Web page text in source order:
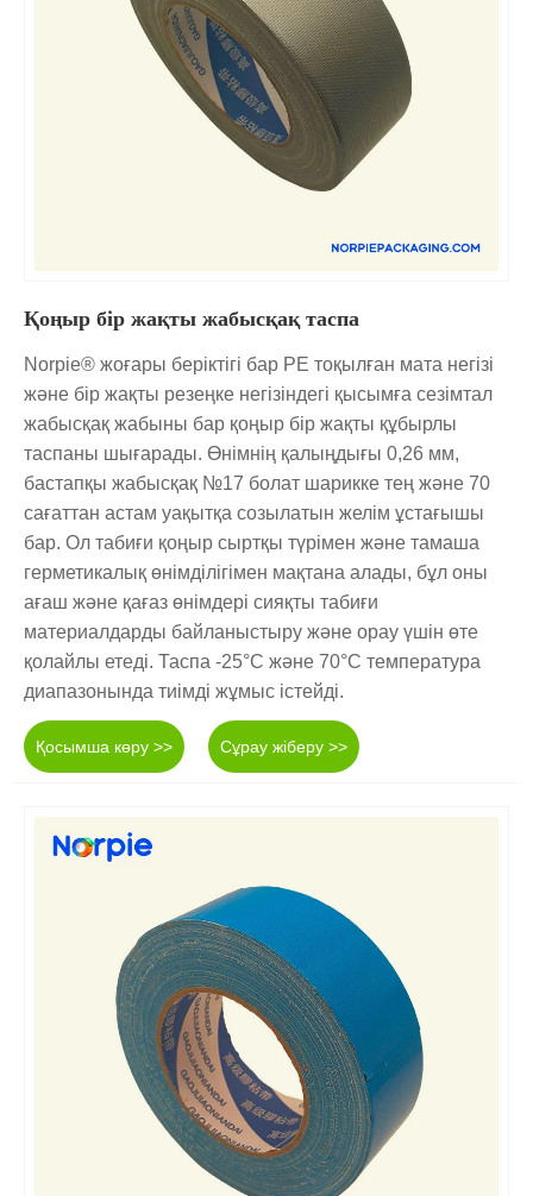
Қоңыр бір жақты жабысқақ таспа
Norpie® жоғары беріктігі бар PE тоқылған мата негізі
және бір жақты резеңке негізіндегі қысымға сезімтал
жабысқақ жабыны бар қоңыр бір жақты құбырлы
таспаны шығарады. Өнімнің қалыңдығы 0,26 мм,
бастапқы жабысқақ №17 болат шарикке тең және 70
сағаттан астам уақытқа созылатын желім ұстағышы
бар. Ол табиғи қоңыр сыртқы түрімен және тамаша
герметикалық өнімділігімен мақтана алады, бұл оны
ағаш және қағаз өнімдері сияқты табиғи
материалдарды байланыстыру және орау үшін өте
қолайлы етеді. Таспа -25°C және 70°C температура
диапазонында тиімді жұмыс істейді.
Қосымша көру >> Сұрау жіберу >>